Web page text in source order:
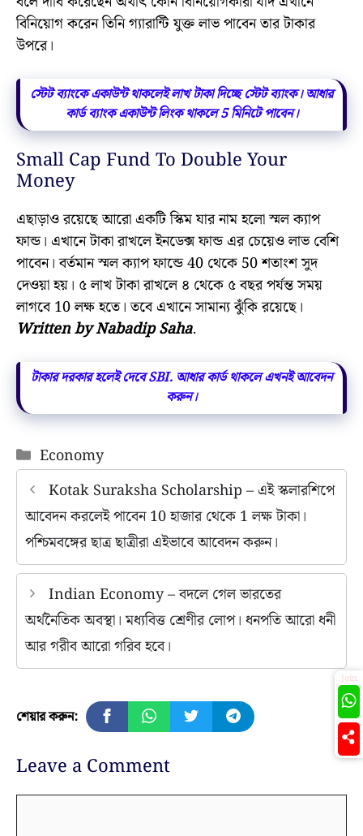
বিনিয়োগ করেন তিনি গ্যারান্টি যুক্ত লাভ পাবেন তার টাকার
উপরে।
স্টেট ব্যাংকে একাউন্ট থাকলেই লাখ টাকা দিচ্ছে স্টেট ব্যাংক। আধার
কার্ড ব্যাংক একাউন্ট লিংক থাকলে 5 মিনিটে পাবেন।
Small Cap Fund To Double Your
Money
এছাড়াও রয়েছে আরো একটি স্কিম যার নাম হলো স্মল ক্যাপ
ফান্ড। এখানে টাকা রাখলে ইনডেক্স ফান্ড এর চেয়েও লাভ বেশি
পাবেন। বর্তমান স্মল ক্যাপ ফান্ডে 40 থেকে 50 শতাংশ সুদ
দেওয়া হয়। ৫ লাখ টাকা রাখলে ৪ থেকে ৫ বছর পর্যন্ত সময়
লাগবে 10 লক্ষ হতে। তবে এখানে সামান্য ঝুঁকি রয়েছে।
Written by Nabadip Saha.
টাকার দরকার হলেই দেবে SBI. আধার কার্ড থাকলে এখনই আবেদন
করুন।
Categories
Economy
Kotak Suraksha Scholarship – এই স্কলারশিপে
আবেদন করলেই পাবেন 10 হাজার থেকে 1 লক্ষ টাকা।
পশ্চিমবঙ্গের ছাত্র ছাত্রীরা এইভাবে আবেদন করুন।
Indian Economy – বদলে গেল ভারতের
অর্থনৈতিক অবস্থা। মধ্যবিত্ত শ্রেণীর লোপ। ধনপতি আরো ধনী
আর গরীব আরো গরিব হবে।
শেয়ার করুন:
Leave a Comment
Join